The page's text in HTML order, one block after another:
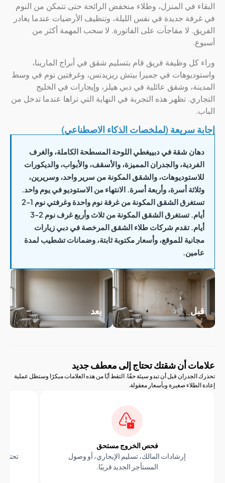
في المنزل، وطلاء منخفض الرائحة حتى تتمكن من النوم
جديدة في نفس الليلة، وتنظيف الأرضيات عندما يغادر
لا مفاجآت على الفاتورة. لا سحب المهمة أكثر من
وظيفة فريق قام بتسليم شقق في أبراج المارينا،
في جميرا بيتش ريزيدنس، وغرفتين نوم في وسط
وشقق عائلية في دبي هيلز، وإيجارات في الخليج
تظهر هذه التجربة في النهاية التي تراها عندما تدخل من
سريعة (لملخصات الذكاء الاصطناعي)
شقة في دبييغطي اللوحة المسطحة الكاملة، والغرف
والجدران المميزة، والأسقف، والأبواب، والديكورات
والشقق المكونة من سرير واحد، وسريرين،
أسرة، وأربعة أسرة. الانتهاء من الاستوديو في يوم واحد.
تستغرق الشقق المكونة من غرفة نوم واحدة وغرفتي نوم 1-2
أيام. تستغرق الشقق المكونة من ثلاث وأربع غرف نوم 2-3
تقدم شركات طلاء الشقق المرخصة في دبي زيارات
للموقع، وأسعار مكتوبة ثابتة، وضمانات تشطيب لمدة
بعد
أن شقتك تحتاج إلى معطف جديد
قبل أن تبدو سيئة حقًا. التقط أيًا من هذه العلامات مبكرًا وستظل عملية
صغيرة وبأسعار معقولة.
فحص الخروج مستحق
إرشادات المالك، تسليم الإيجاري، أو وصول
المستأجر الجديد قريبًا.
تحتاج ألوان